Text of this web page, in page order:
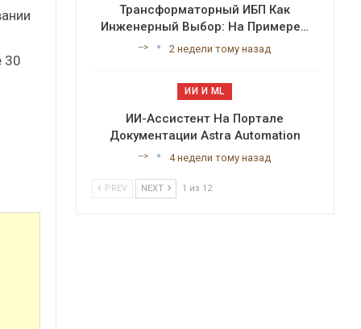
30
Трансформаторный ИБП Как
Инженерный Выбор: На Примере…
--> 2 недели тому назад
ИИ И ML
ИИ-Ассистент На Портале
Документации Astra Automation
--> 4 недели тому назад
PREV NEXT 1 из 12